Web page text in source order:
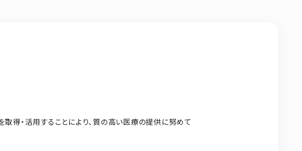
得・活用することにより、質の高い医療の提供に努めて